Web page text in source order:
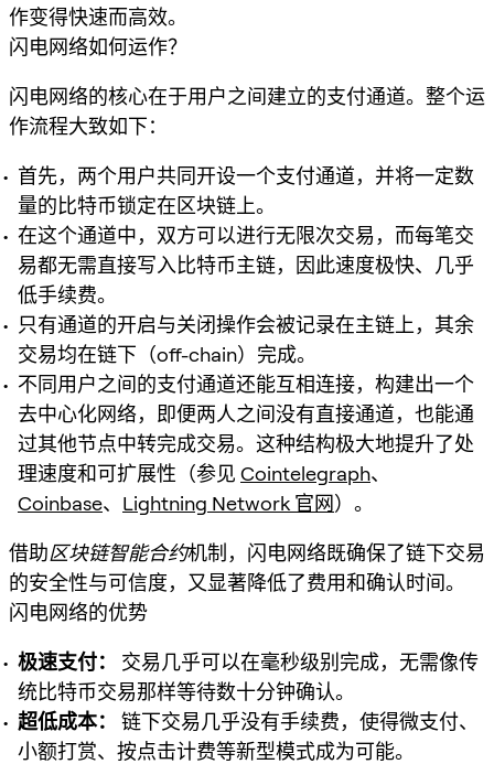
作变得快速而高效。
闪电网络如何运作？
闪电网络的核心在于用户之间建立的支付通道。整个运
作流程大致如下：
首先，两个用户共同开设一个支付通道，并将一定数
量的比特币锁定在区块链上。
在这个通道中，双方可以进行无限次交易，而每笔交
易都无需直接写入比特币主链，因此速度极快、几乎
低手续费。
只有通道的开启与关闭操作会被记录在主链上，其余
交易均在链下（off-chain）完成。
不同用户之间的支付通道还能互相连接，构建出一个
去中心化网络，即便两人之间没有直接通道，也能通
过其他节点中转完成交易。这种结构极大地提升了处
理速度和可扩展性（参见 Cointelegraph、
Coinbase、 Lightning Network 官网）。
借助区块链智能合约机制，闪电网络既确保了链下交易
的安全性与可信度，又显著降低了费用和确认时间。
闪电网络的优势
极速支付：
交易几乎可以在毫秒级别完成，无需像传
统比特币交易那样等待数十分钟确认。
超低成本：
链下交易几乎没有手续费，使得微支付、
小额打赏、按点击计费等新型模式成为可能。